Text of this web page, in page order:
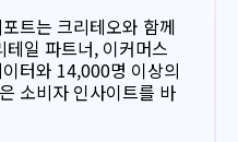
트는 크리테오와 함께
일 파트너, 이커머스
터와 14,000명 이상의
소비자 인사이트를 바